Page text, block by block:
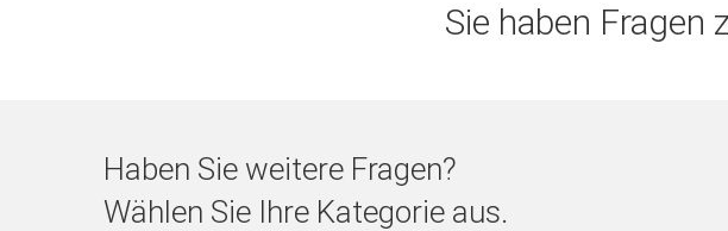
Sie haben Fragen
Haben Sie weitere Fragen?
Wählen Sie Ihre Kategorie aus.